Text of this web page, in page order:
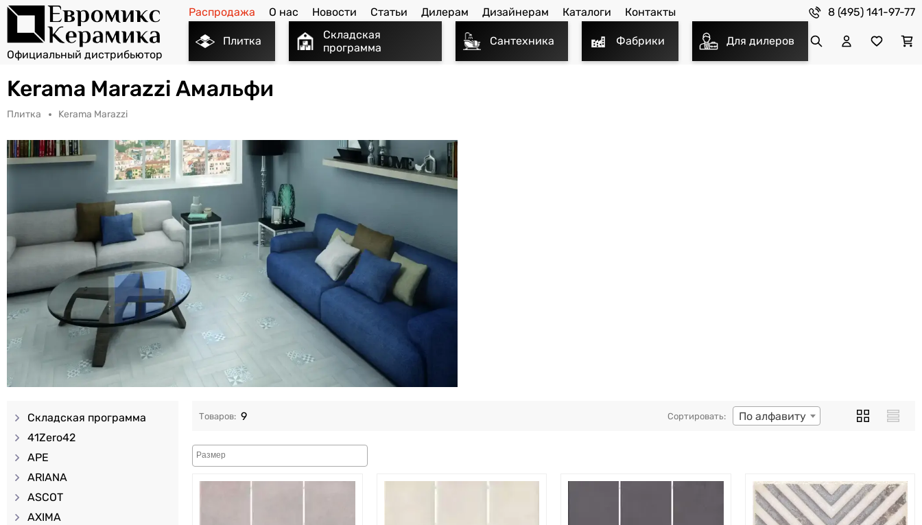
Распродажа О нас Новости Статьи Дилерам Дизайнерам Каталоги Контакты 8 (495) 141-97-77
Плитка
Складская
программа
Сантехника Фабрики Для дилеров
Kerama Marazzi Амальфи
Плитка Kerama Marazzi
Складская программа
41Zero42
APE
ARIANA
ASCOT
AXIMA
9 По алфавиту